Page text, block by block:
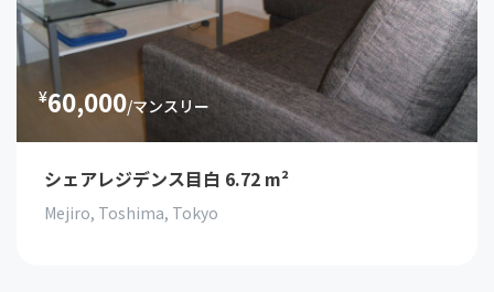
¥60,000/マンスリー
シェアレジデンス目白 6.72 m²
Mejiro, Toshima, Tokyo